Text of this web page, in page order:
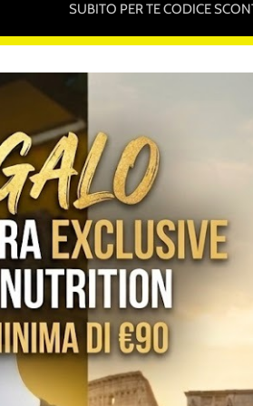
SUBITO PER TE CODICE
Sportive In VenditaPromo Pack
-WHY NATURA